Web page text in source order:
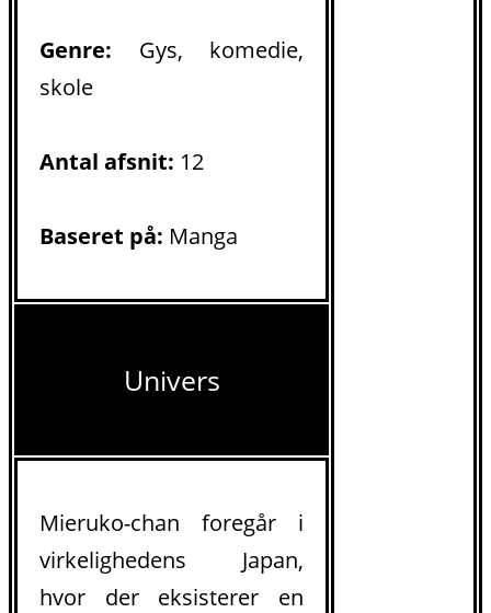
Genre: Gys, komedie,
skole
Antal afsnit: 12
Baseret på: Manga
Univers
Mieruko-chan foregår i
virkelighedens Japan,
hvor der eksisterer en